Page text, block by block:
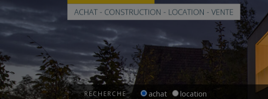
ACHAT - CONSTRUCTION - LOCATION - VENTE
RECHERCHE achat
location